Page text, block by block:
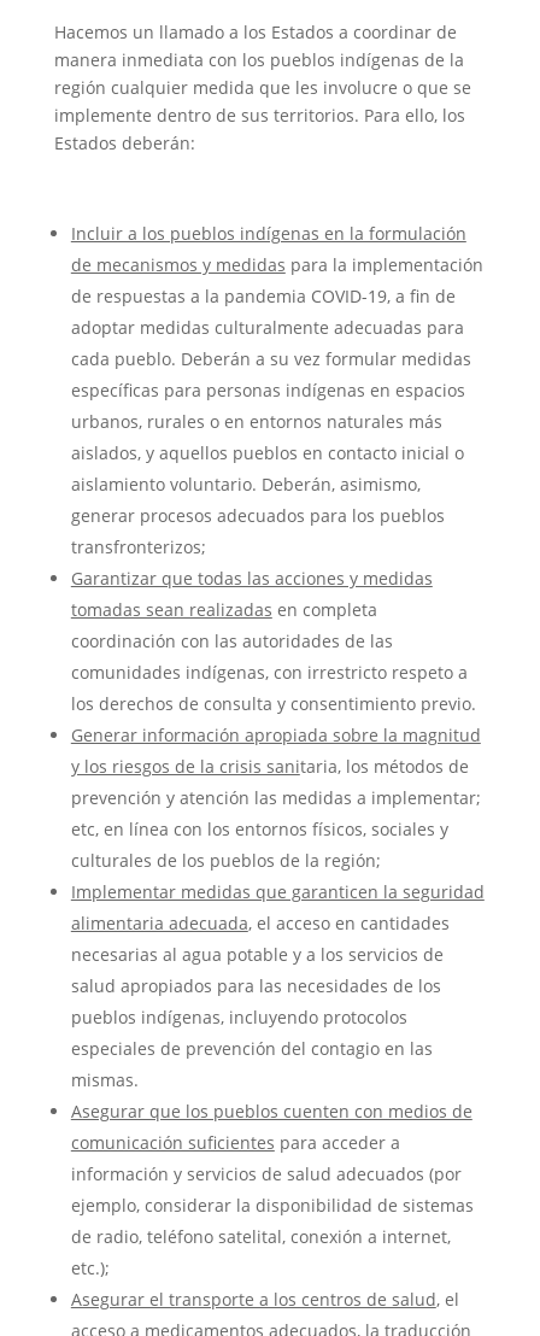
Hacemos un llamado a los Estados a coordinar de
manera inmediata con los pueblos indígenas de la
región cualquier medida que les involucre o que se
implemente dentro de sus territorios. Para ello, los
Estados deberán:
Incluir a los pueblos indígenas en la formulación
de mecanismos y medidas para la implementación
de respuestas a la pandemia COVID-19, a fin de
adoptar medidas culturalmente adecuadas para
cada pueblo. Deberán a su vez formular medidas
específicas para personas indígenas en espacios
urbanos, rurales o en entornos naturales más
aislados, y aquellos pueblos en contacto inicial o
aislamiento voluntario. Deberán, asimismo,
generar procesos adecuados para los pueblos
transfronterizos;
Garantizar que todas las acciones y medidas
tomadas sean realizadas en completa
coordinación con las autoridades de las
comunidades indígenas, con irrestricto respeto a
los derechos de consulta y consentimiento previo.
Generar información apropiada sobre la magnitud
y los riesgos de la crisis sanitaria, los métodos de
prevención y atención las medidas a implementar;
etc, en línea con los entornos físicos, sociales y
culturales de los pueblos de la región;
Implementar medidas que garanticen la seguridad
alimentaria adecuada, el acceso en cantidades
necesarias al agua potable y a los servicios de
salud apropiados para las necesidades de los
pueblos indígenas, incluyendo protocolos
especiales de prevención del contagio en las
mismas.
Asegurar que los pueblos cuenten con medios de
comunicación suficientes para acceder a
información y servicios de salud adecuados (por
ejemplo, considerar la disponibilidad de sistemas
de radio, teléfono satelital, conexión a internet,
etc.);
Asegurar el transporte a los centros de salud, el
acceso a medicamentos adecuados, la traducción